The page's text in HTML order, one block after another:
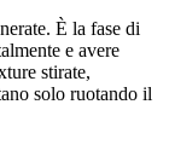
È la fase di
e avere
stirate,
solo ruotando il